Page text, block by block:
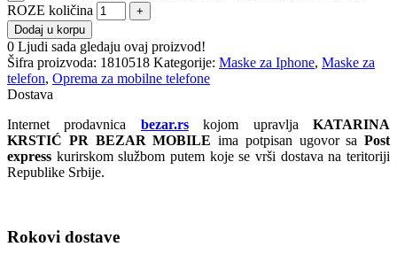
ROZE količina
Dodaj u korpu
0 Ljudi sada gledaju ovaj proizvod!
Šifra proizvoda: 1810518 Kategorije: Maske za Iphone, Maske za
telefon, Oprema za mobilne telefone
Dostava
Internet prodavnica bezar.rskojom upravljaKATARINA
KRSTIĆ PR BEZAR MOBILE ima potpisan ugovor sa Post
express kurirskom službom putem koje se vrši dostava na teritoriji
Republike Srbije.
Rokovi dostave